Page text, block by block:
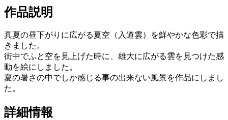
作品説明
真夏の昼下がりに広がる夏空（入道雲）を鮮やかな色彩で描
きました。
街中でふと空を見上げた時に、雄大に広がる雲を見つけた感
動を絵にしました。
夏の暑さの中でしか感じる事の出来ない風景を作品にしまし
た。
詳細情報